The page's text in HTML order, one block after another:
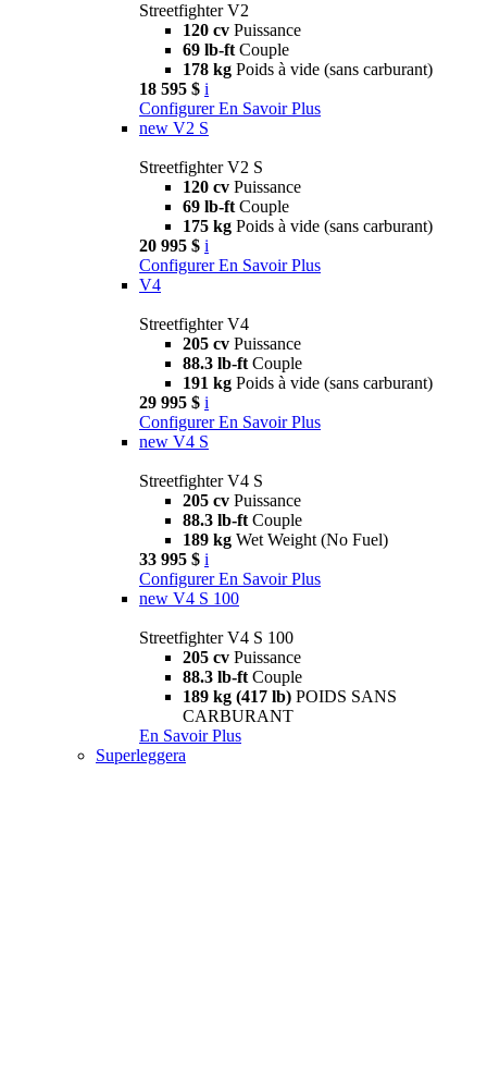
Streetfighter V2
120 cv Puissance
69 lb-ft Couple
178 kg Poids à vide (sans carburant)
18 595 $ i
Configurer En Savoir Plus
new V2 S
Streetfighter V2 S
120 cv Puissance
69 lb-ft Couple
175 kg Poids à vide (sans carburant)
20 995 $ i
Configurer En Savoir Plus
V4
Streetfighter V4
205 cv Puissance
88.3 lb-ft Couple
191 kg Poids à vide (sans carburant)
29 995 $ i
Configurer En Savoir Plus
new V4 S
Streetfighter V4 S
205 cv Puissance
88.3 lb-ft Couple
189 kg Wet Weight (No Fuel)
33 995 $ i
Configurer En Savoir Plus
new V4 S 100
Streetfighter V4 S 100
205 cv Puissance
88.3 lb-ft Couple
189 kg (417 lb) POIDS SANS
CARBURANT
En Savoir Plus
Superleggera